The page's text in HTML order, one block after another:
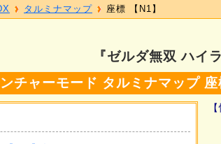
『ゼルダ無双 ハイ
チャーモード タルミナマップ 座
タルミナマップ 座標 【N1】